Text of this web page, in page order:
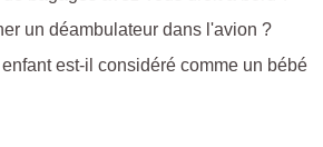
un déambulateur dans l'avion ?
est-il considéré comme un bébé